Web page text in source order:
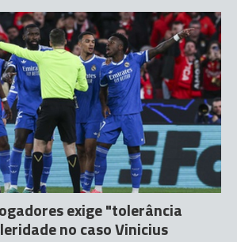
exige "tolerância
no caso Vinicius